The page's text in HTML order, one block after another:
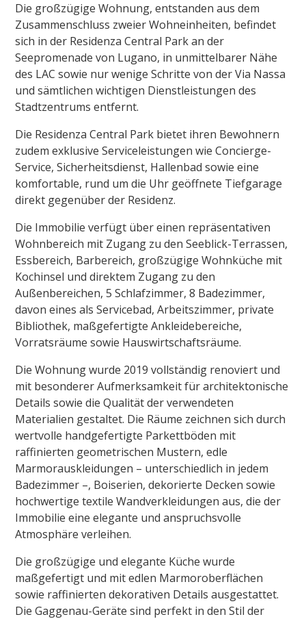
Die großzügige Wohnung, entstanden aus dem
Zusammenschluss zweier Wohneinheiten, befindet
sich in der Residenza Central Park an der
Seepromenade von Lugano, in unmittelbarer Nähe
des LAC sowie nur wenige Schritte von der Via Nassa
und sämtlichen wichtigen Dienstleistungen des
Stadtzentrums entfernt.
Die Residenza Central Park bietet ihren Bewohnern
zudem exklusive Serviceleistungen wie Concierge-
Service, Sicherheitsdienst, Hallenbad sowie eine
komfortable, rund um die Uhr geöffnete Tiefgarage
direkt gegenüber der Residenz.
Die Immobilie verfügt über einen repräsentativen
Wohnbereich mit Zugang zu den Seeblick-Terrassen,
Essbereich, Barbereich, großzügige Wohnküche mit
Kochinsel und direktem Zugang zu den
Außenbereichen, 5 Schlafzimmer, 8 Badezimmer,
davon eines als Servicebad, Arbeitszimmer, private
Bibliothek, maßgefertigte Ankleidebereiche,
Vorratsräume sowie Hauswirtschaftsräume.
Die Wohnung wurde 2019 vollständig renoviert und
mit besonderer Aufmerksamkeit für architektonische
Details sowie die Qualität der verwendeten
Materialien gestaltet. Die Räume zeichnen sich durch
wertvolle handgefertigte Parkettböden mit
raffinierten geometrischen Mustern, edle
Marmorauskleidungen – unterschiedlich in jedem
Badezimmer –, Boiserien, dekorierte Decken sowie
hochwertige textile Wandverkleidungen aus, die der
Immobilie eine elegante und anspruchsvolle
Atmosphäre verleihen.
Die großzügige und elegante Küche wurde
maßgefertigt und mit edlen Marmoroberflächen
sowie raffinierten dekorativen Details ausgestattet.
Die Gaggenau-Geräte sind perfekt in den Stil der